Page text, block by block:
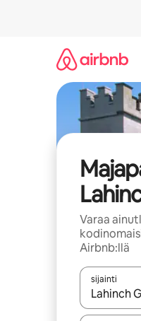
Varaa
Airbnb:llä
sijainti
Kun